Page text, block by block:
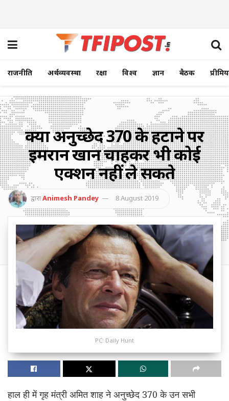
राजनीति अर्थव्यवस्था रक्षा विश्व ज्ञान बैठक
क्यों अनुच्छेद 370 के हटाने पर
इमरान खान चाहकर भी कोई
एक्शन नहीं ले सकते
द्वाराAnimesh Pandey 8 August 2019
PC: Daily Hunt
हाल ही में गृह मंत्री अमित शाह ने अनुच्छेद 370 के उन सभी